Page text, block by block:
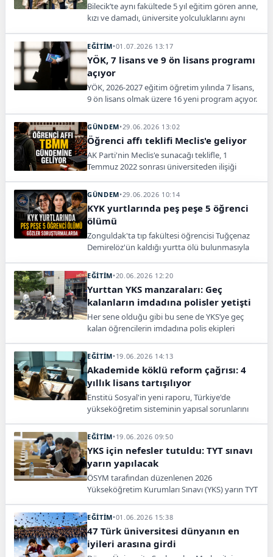
Bilecik’te aynı fakültede 5 yıl eğitim gören anne,
kızı ve damadı, üniversite yolculuklarını aynı
tamamladı.
EĞİTİM•01.07.2026 13:17
YÖK, 7 lisans ve 9 ön lisans programı
açıyor
YÖK, 2026-2027 eğitim öğretim yılında 7 lisans,
9 ön lisans olmak üzere 16 yeni program açıyor.
ve dijital oyun teknolojileri tercih kılavuzunda
yer alacak.
GÜNDEM•29.06.2026 13:02
Öğrenci affı teklifi Meclis'e geliyor
AK Parti'nin Meclis'e sunacağı teklifle, 1
Temmuz 2022 sonrası üniversiteden ilişiği
dönüş hakkı tanınacak.
GÜNDEM•29.06.2026 10:14
KYK yurtlarında peş peşe 5 öğrenci
ölümü
Zonguldak'ta tıp fakültesi öğrencisi Tuğçenaz
Demirelöz'ün kaldığı yurtta ölü bulunmasıyla
kaybeden öğrenci sayısı 5'e yükseldi.
EĞİTİM•20.06.2026 12:20
Yurttan YKS manzaraları: Geç
kalanların imdadına polisler yetişti
Her sene olduğu gibi bu sene de YKS’ye geç
kalan öğrencilerin imdadına polis ekipleri
seferber oldu.
EĞİTİM•19.06.2026 14:13
Akademide köklü reform çağrısı: 4
yıllık lisans tartışılıyor
Enstitü Sosyal'in yeni raporu, Türkiye'de
yükseköğretim sisteminin yapısal sorunlarını
esnetilmesi, rektörlük modelinin değişmesi gibi
EĞİTİM•19.06.2026 09:50
YKS için nefesler tutuldu: TYT sınavı
yarın yapılacak
ÖSYM tarafından düzenlenen 2026
Yükseköğretim Kurumları Sınavı (YKS) yarın TYT
milyon aday ter dökecek.
EĞİTİM•01.06.2026 15:38
47 Türk üniversitesi dünyanın en
iyileri arasına girdi